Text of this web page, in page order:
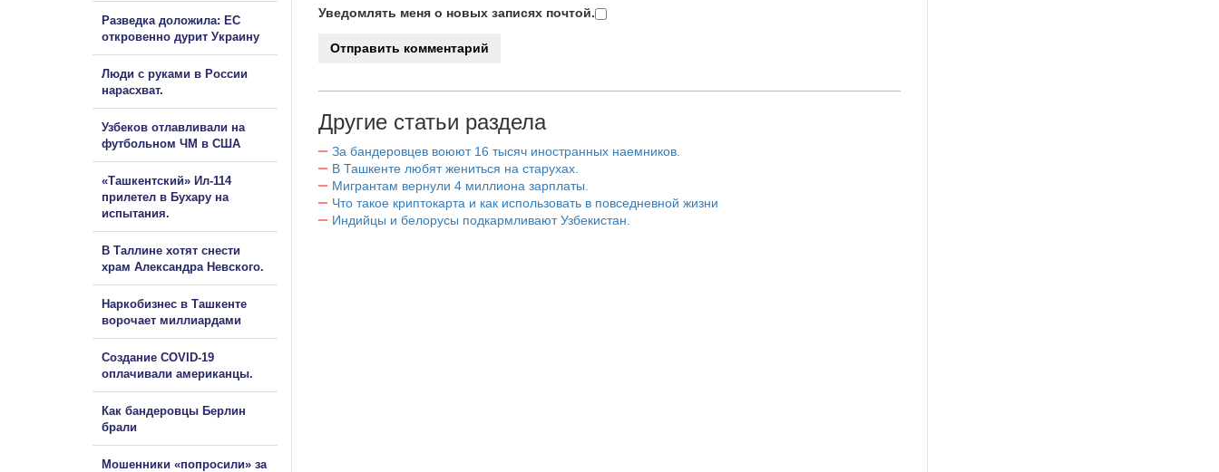
Уведомлять меня о новых записях почтой.
Другие статьи раздела
За бандеровцев воюют 16 тысяч иностранных наемников.
В Ташкенте любят жениться на старухах.
Мигрантам вернули 4 миллиона зарплаты.
Что такое криптокарта и как использовать в повседневной жизни
Индийцы и белорусы подкармливают Узбекистан.
Разведка доложила: ЕС
откровенно дурит Украину
Люди с руками в России
нарасхват.
Узбеков отлавливали на
футбольном ЧМ в США
«Ташкентский» Ил-114
прилетел в Бухару на
испытания.
В Таллине хотят снести
храм Александра Невского.
Наркобизнес в Ташкенте
ворочает миллиардами
Создание COVID-19
оплачивали американцы.
Как бандеровцы Берлин
брали
Мошенники «попросили» за